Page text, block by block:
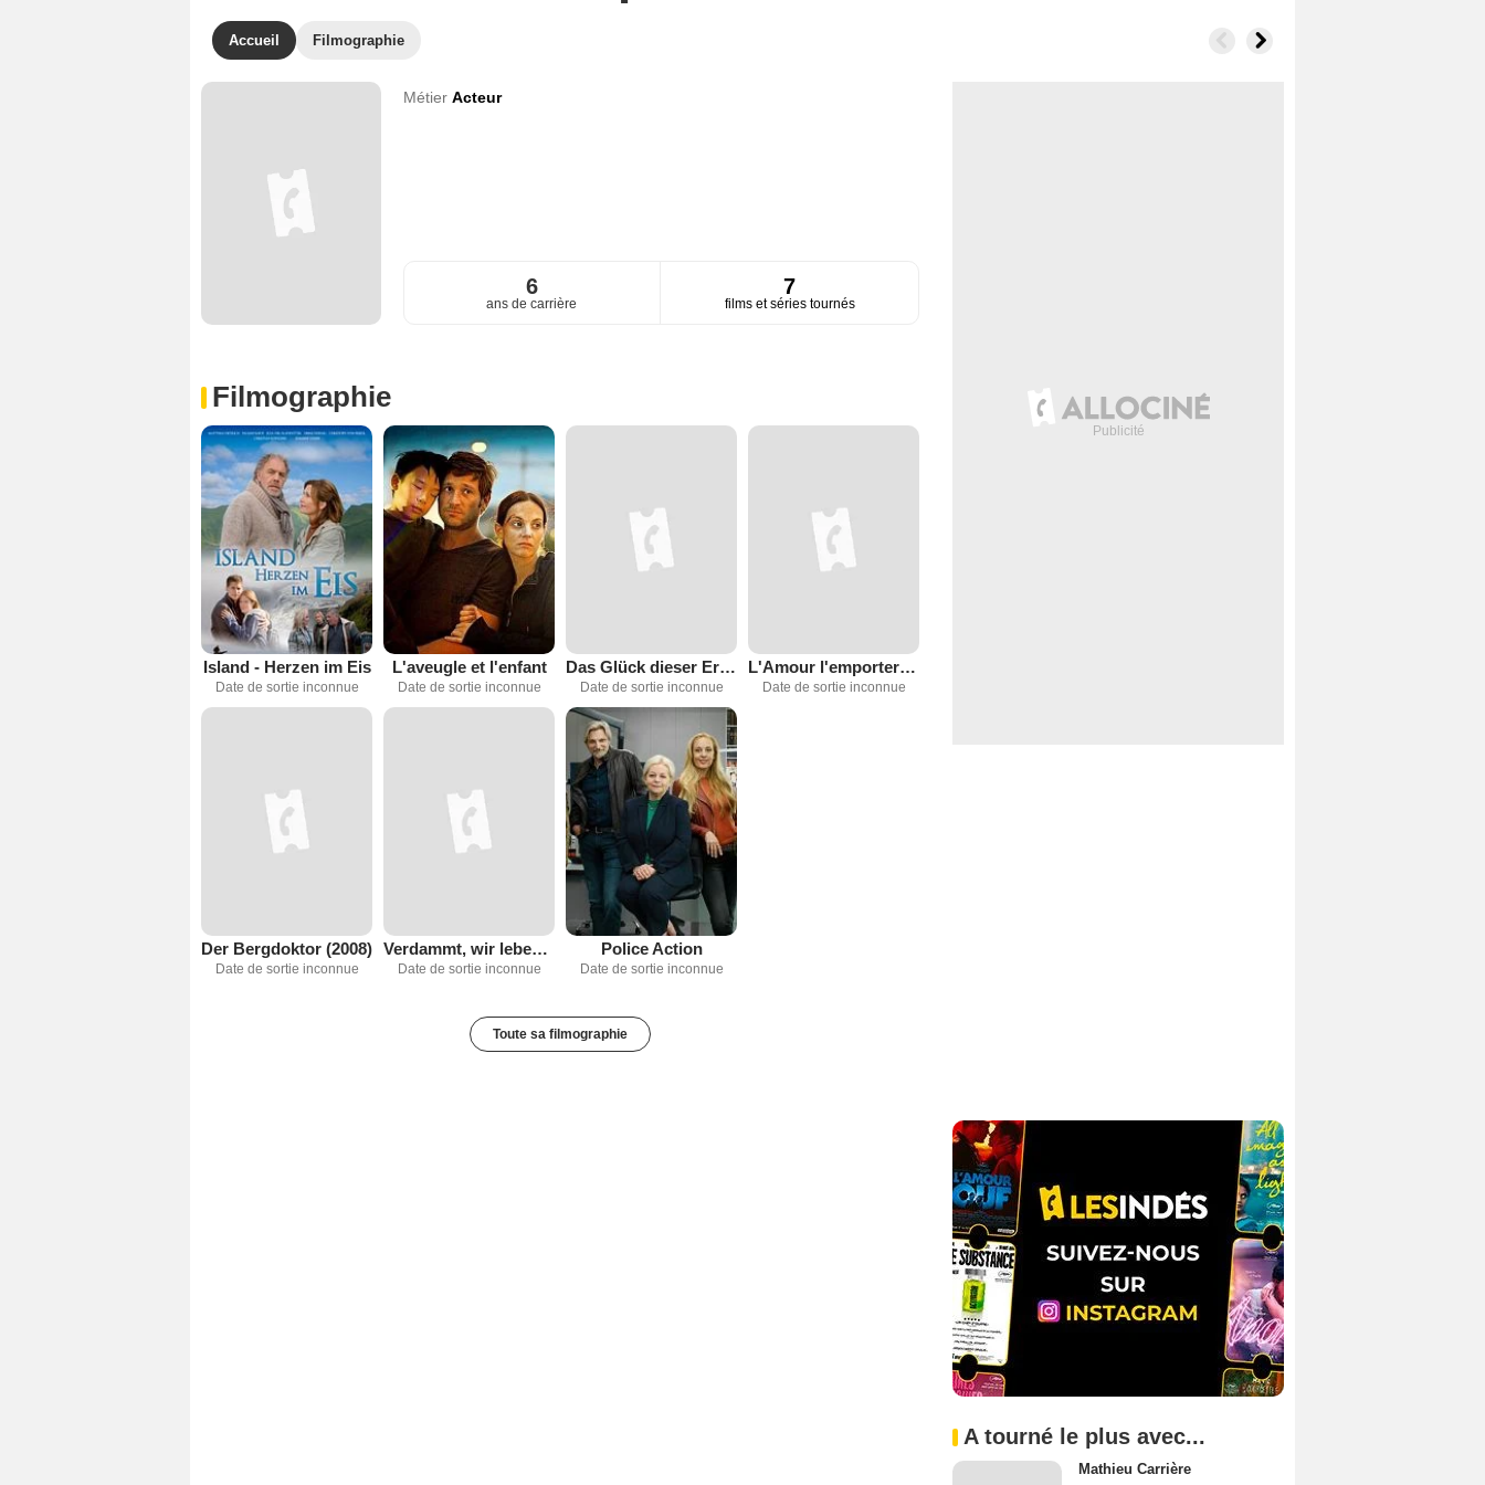
Accueil Filmographie
Métier Acteur
6
ans de carrière
7
films et séries tournés
Filmographie
Island - Herzen im Eis
Date de sortie inconnue
L'aveugle et l'enfant
Date de sortie inconnue
Das Glück dieser Erde
Date de sortie inconnue
L'Amour l'emportera (TV)
Date de sortie inconnue
Der Bergdoktor (2008)
Date de sortie inconnue
Verdammt, wir leben noch!
Date de sortie inconnue
Police Action
Date de sortie inconnue
Toute sa filmographie
A tourné le plus avec...
Mathieu Carrière